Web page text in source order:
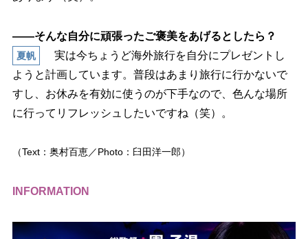
――そんな自分に頑張ったご褒美をあげるとしたら？
夏帆
実は今ちょうど海外旅行を自分にプレゼントし
ようと計画しています。普段はあまり旅行に行かないで
すし、お休みを有効に使うのが下手なので、色んな場所
に行ってリフレッシュしたいですね（笑）。
（Text：奥村百恵／Photo：臼田洋一郎）
INFORMATION